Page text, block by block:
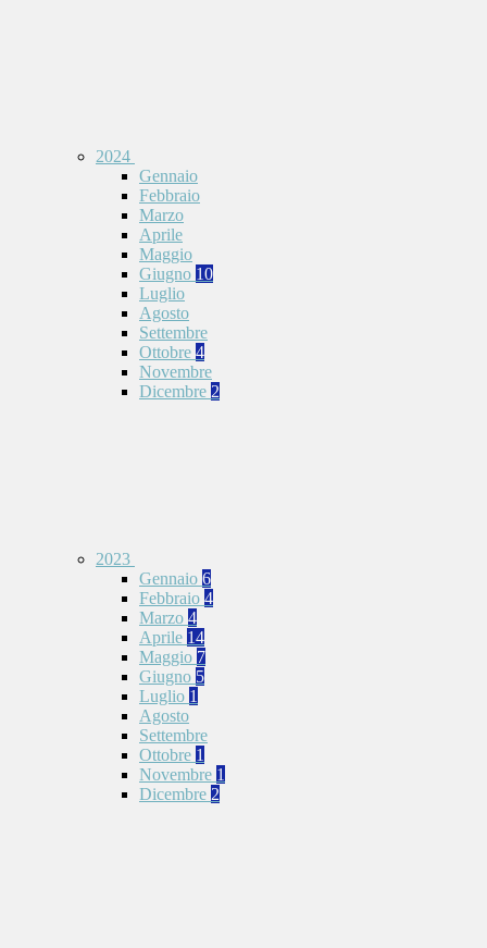
2024
Gennaio
Febbraio
Marzo
Aprile
Maggio
Giugno 10
Luglio
Agosto
Settembre
Ottobre 4
Novembre
Dicembre 2
2023
Gennaio 6
Febbraio 4
Marzo 4
Aprile 14
Maggio 7
Giugno 5
Luglio 1
Agosto
Settembre
Ottobre 1
Novembre 1
Dicembre 2